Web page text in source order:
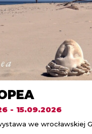
- 15.09.2026
we wrocławskiej